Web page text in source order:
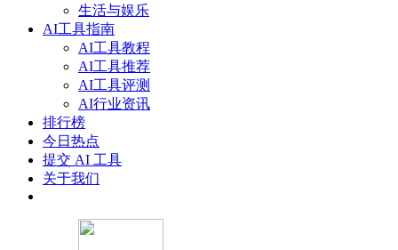
生活与娱乐
AI工具指南
AI工具教程
AI工具推荐
AI工具评测
AI行业资讯
排行榜
今日热点
提交 AI 工具
关于我们